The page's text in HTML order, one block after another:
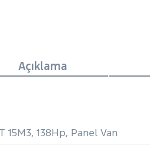
Açıklama
15M3, 138Hp, Panel Van